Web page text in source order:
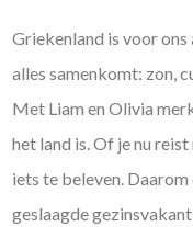
Griekenland is voor ons
alles samenkomt: zon,
Met Liam en Olivia
het land is. Of je nu
iets te beleven.
geslaagde